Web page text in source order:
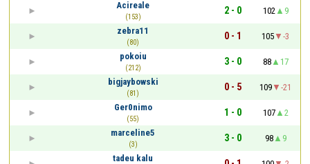
Acireale
(153)
2 - 0 102
9
zebra11
(80)
0 - 1 105
-3
pokoiu
(212)
3 - 0 88
17
bigjaybowski
(81)
0 - 5 109
-21
Ger0nimo
(55)
1 - 0 107
2
marceline5
(3)
3 - 0 98
9
tadeu kalu